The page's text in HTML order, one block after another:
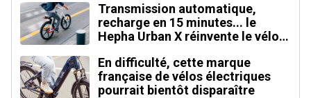
Transmission automatique,
recharge en 15 minutes... le
Hepha Urban X réinvente le vélo
En difficulté, cette marque
française de vélos électriques
pourrait bientôt disparaître